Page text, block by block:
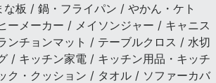
板 / 鍋・フライパン / やかん・ケト
ーメーカー / メイソンジャー / キャニス
ンチョンマット / テーブルクロス / 水切
/ キッチン家電 / キッチン用品・キッチ
ク・クッション / タオル / ソファーカバ